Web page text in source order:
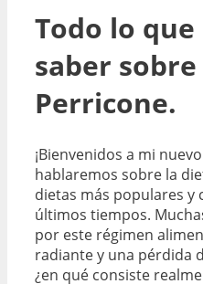
Todo lo
saber
Perricone.
¡Bienvenidos a mi
hablaremos sobre la
dietas más populares
últimos tiempos.
por este régimen
radiante y una pérdida
¿en qué consiste